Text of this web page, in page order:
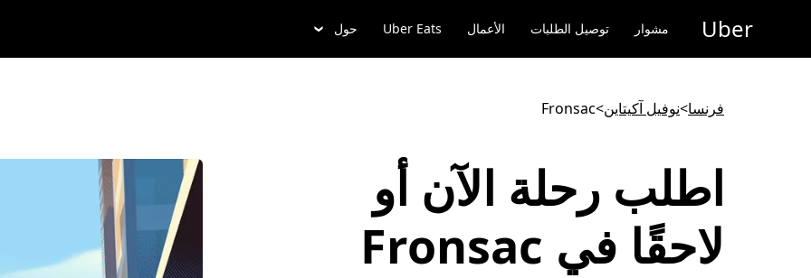
المحتوى
Uber مشوار توصيل الطلبات الأعمال Uber Eats حول
فرنسا>نوفيل آكيتاين>
Fronsac
اطلب رحلة الآن أو
لاحقًا في Fronsac